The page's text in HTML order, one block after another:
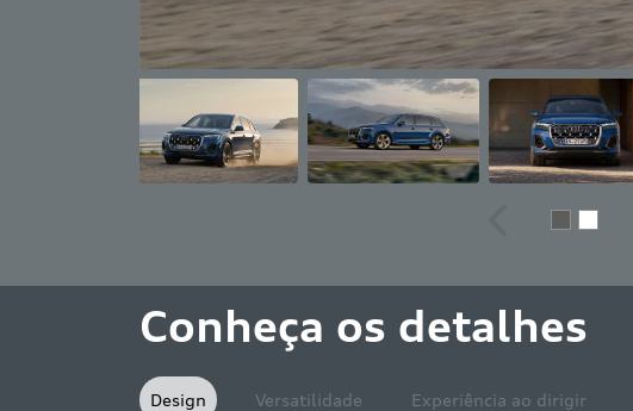
Anterior
Conheça os detalhes
Design Versatilidade Experiência ao dirigir